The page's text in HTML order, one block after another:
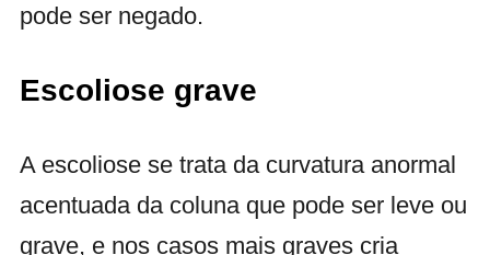
pode ser negado.
Escoliose grave
A escoliose se trata da curvatura anormal
acentuada da coluna que pode ser leve ou
grave, e nos casos mais graves cria